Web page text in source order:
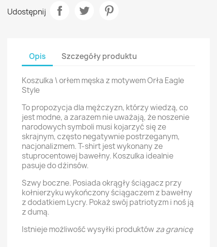
Udostępnij
Opis Szczegóły produktu
Koszulka \ orłem męska z motywem Orła Eagle
Style
To propozycja dla mężczyzn, którzy wiedzą, co
jest modne, a zarazem nie uważają, że noszenie
narodowych symboli musi kojarzyć się ze
skrajnym, często negatywnie postrzeganym,
nacjonalizmem. T-shirt jest wykonany ze
stuprocentowej bawełny. Koszulka idealnie
pasuje do dżinsów.
Szwy boczne. Posiada okrągły ściągacz przy
kołnierzyku wykończony ściągaczem z bawełny
z dodatkiem Lycry. Pokaż swój patriotyzm i noś ją
z dumą.
Istnieje możliwość wysyłki produktówza granicę